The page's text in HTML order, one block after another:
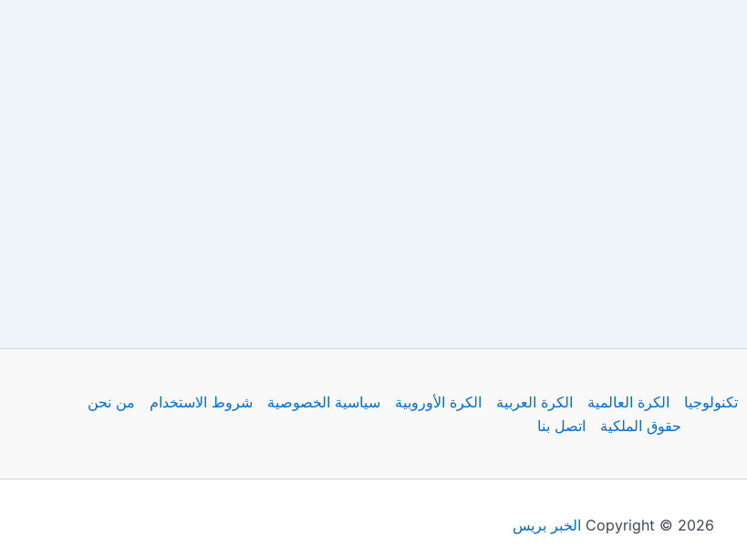
تكنولوجيا الكرة العالمية الكرة العربية الكرة الأوروبية سياسية الخصوصية شروط الاستخدام
من نحن
حقوق الملكية
اتصل بنا
Copyright © 2026 الخبر بريس